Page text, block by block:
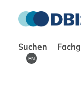
Suchen
EN